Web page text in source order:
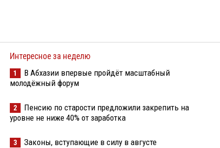
Интересное за неделю
1
В Абхазии впервые пройдёт масштабный
молодёжный форум
2
Пенсию по старости предложили закрепить на
уровне не ниже 40% от заработка
3 Законы, вступающие в силу в августе